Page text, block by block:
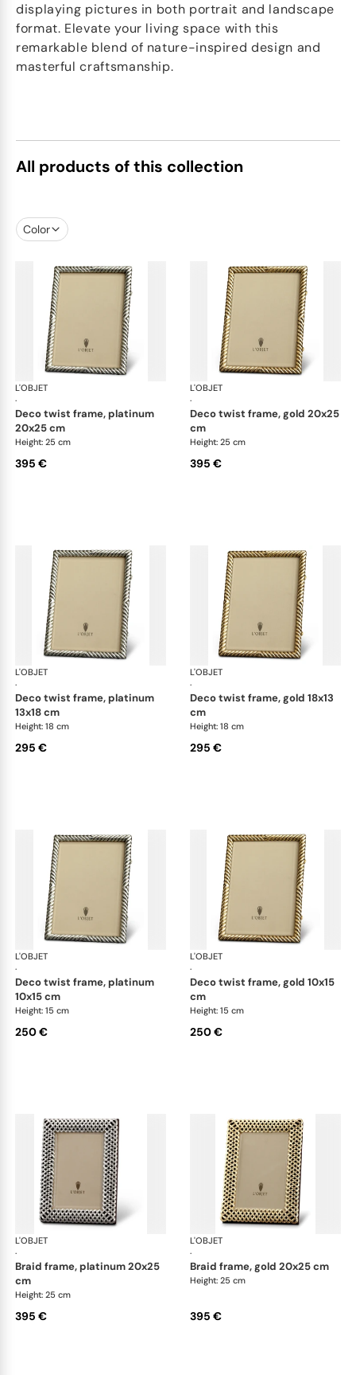
displaying pictures in both portrait and landscape
format. Elevate your living space with this
remarkable blend of nature-inspired design and
masterful craftsmanship.
All products of this collection
Color
L'OBJET
·
Picture Frames
deco twist frame, platinum
20x25 cm
Height: 25 cm
395 €
L'OBJET
·
deco twist frame, gold 20x25
cm
Height: 25 cm
395 €
L'OBJET
·
Picture Frames
deco twist frame, platinum
13x18 cm
Height: 18 cm
295 €
L'OBJET
·
deco twist frame, gold 18x13
cm
Height: 18 cm
295 €
L'OBJET
·
Picture Frames
deco twist frame, platinum
10x15 cm
Height: 15 cm
250 €
L'OBJET
·
deco twist frame, gold 10x15
cm
Height: 15 cm
250 €
L'OBJET
·
Picture Frames
braid frame, platinum 20x25
cm
Height: 25 cm
395 €
L'OBJET
·
braid frame, gold 20x25 cm
Height: 25 cm
395 €